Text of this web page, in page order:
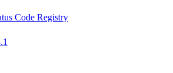
Code Registry